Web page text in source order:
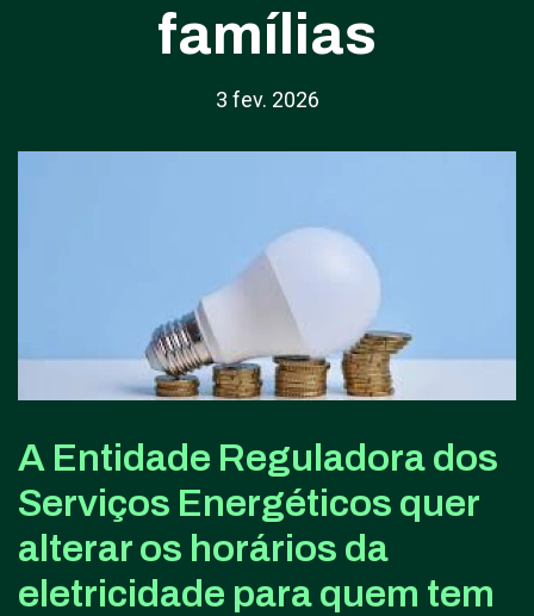
famílias
3 fev. 2026
A Entidade Reguladora dos
Serviços Energéticos quer
alterar os horários da
eletricidade para quem tem